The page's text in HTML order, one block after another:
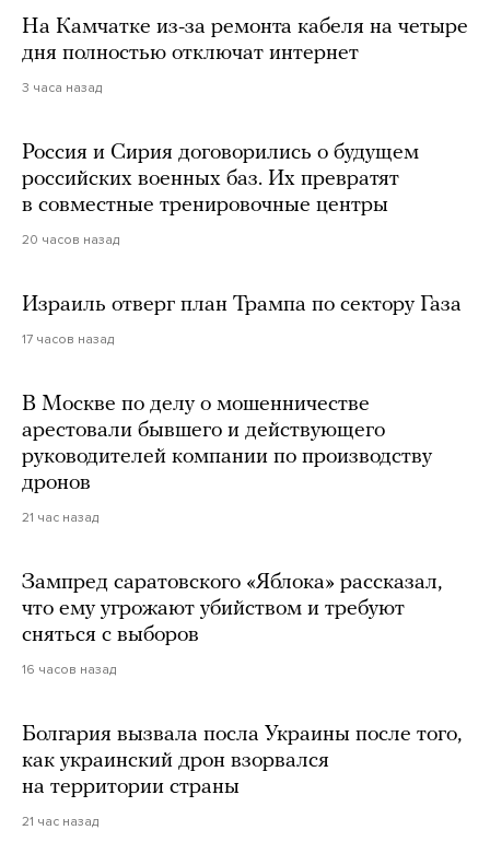
На Камчатке из-за ремонта кабеля на четыре
дня полностью отключат интернет
3 часа назад
Россия и Сирия договорились о будущем
российских военных баз. Их превратят
в совместные тренировочные центры
20 часов назад
Израиль отверг план Трампа по сектору Газа
17 часов назад
В Москве по делу о мошенничестве
арестовали бывшего и действующего
руководителей компании по производству
дронов
21 час назад
Зампред саратовского «Яблока» рассказал,
что ему угрожают убийством и требуют
сняться с выборов
16 часов назад
Болгария вызвала посла Украины после того,
как украинский дрон взорвался
на территории страны
21 час назад